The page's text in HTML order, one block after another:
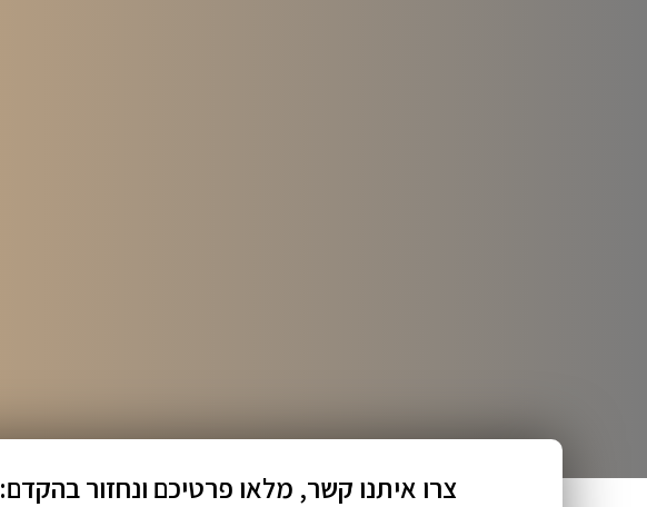
צרו איתנו קשר, מלאו פרטיכם ונחזור בהקדם: